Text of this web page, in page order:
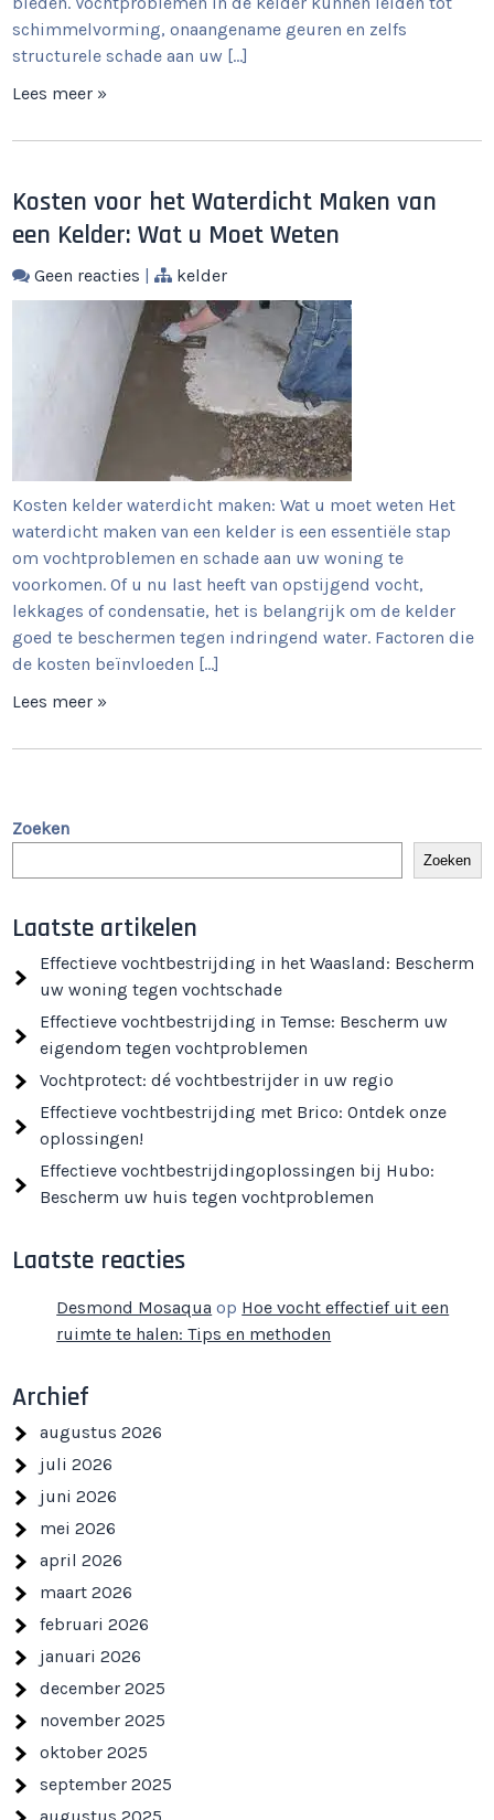
schimmelvorming, onaangename geuren en zelfs
structurele schade aan uw […]
Lees meer »
Kosten voor het Waterdicht Maken van
een Kelder: Wat u Moet Weten
Geen reacties | kelder
Kosten kelder waterdicht maken: Wat u moet weten Het
waterdicht maken van een kelder is een essentiële stap
om vochtproblemen en schade aan uw woning te
voorkomen. Of u nu last heeft van opstijgend vocht,
lekkages of condensatie, het is belangrijk om de kelder
goed te beschermen tegen indringend water. Factoren die
de kosten beïnvloeden […]
Lees meer »
Zoeken
Zoeken
Laatste artikelen
Effectieve vochtbestrijding in het Waasland: Bescherm
uw woning tegen vochtschade
Effectieve vochtbestrijding in Temse: Bescherm uw
eigendom tegen vochtproblemen
Vochtprotect: dé vochtbestrijder in uw regio
Effectieve vochtbestrijding met Brico: Ontdek onze
oplossingen!
Effectieve vochtbestrijdingoplossingen bij Hubo:
Bescherm uw huis tegen vochtproblemen
Laatste reacties
Desmond Mosaqua op Hoe vocht effectief uit een
ruimte te halen: Tips en methoden
Archief
augustus 2026
juli 2026
juni 2026
mei 2026
april 2026
maart 2026
februari 2026
januari 2026
december 2025
november 2025
oktober 2025
september 2025